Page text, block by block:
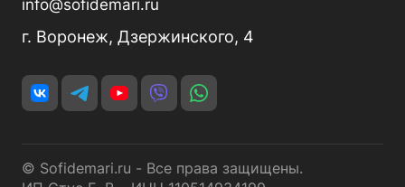
info@sofidemari.ru
г. Воронеж, Дзержинского, 4
© Sofidemari.ru - Все права защищены.